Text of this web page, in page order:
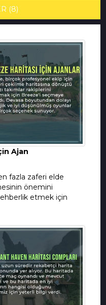
(8)
Ajan
fazla zaferi elde
önemini
etmek için